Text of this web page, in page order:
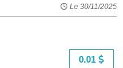
Le 30/11/2025
0.01